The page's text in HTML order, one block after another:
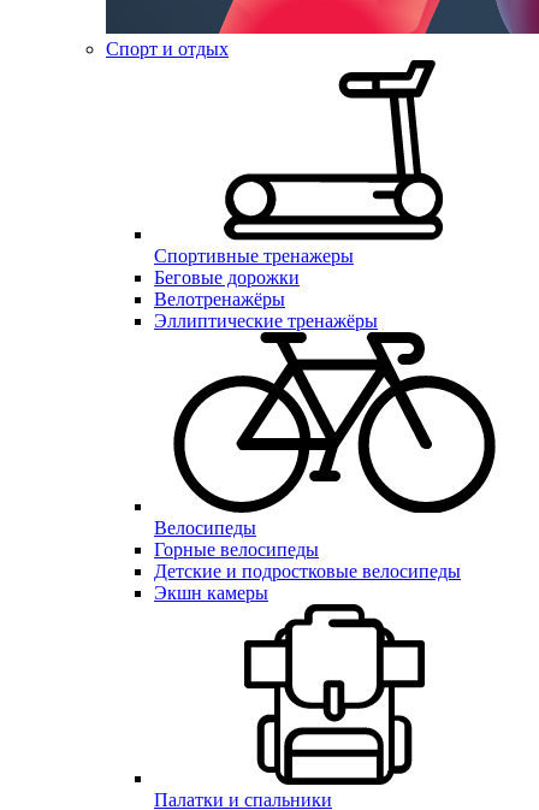
Спорт и отдых
Спортивные тренажеры
Беговые дорожки
Велотренажёры
Эллиптические тренажёры
Велосипеды
Горные велосипеды
Детские и подростковые велосипеды
Экшн камеры
Палатки и спальники